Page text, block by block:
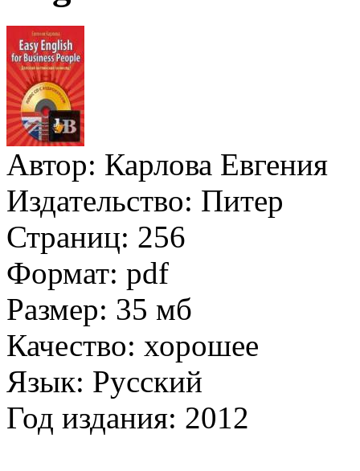
Автор: Карлова Евгения
Издательство: Питер
Страниц: 256
Формат: pdf
Размер: 35 мб
Качество: хорошее
Язык: Русский
Год издания: 2012